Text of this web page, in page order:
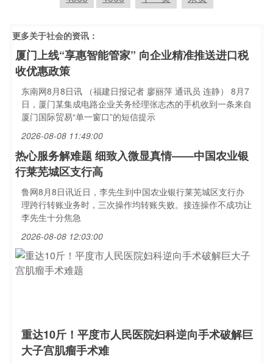
更多关于社会的资讯：
厦门上线“享惠智能管家” 向企业精准推送进口税
收优惠政策
东南网8月8日讯 （福建日报记者 廖丽萍 通讯员 连静） 8月7
日，厦门某集成电路企业关务经理张志杰的手机收到一条来自
厦门国际贸易“单一窗口”的短信提示
2026-08-08 11:49:00
热心服务解难题 细致入微显真情——中国农业银
行莱芜城区支行高
鲁网8月8日讯近日，李先生到中国农业银行莱芜城区支行办
理跨行转账业务时，三次操作均转账失败。接连操作不成功让
李先生十分焦急
2026-08-08 12:03:00
重达10斤！平度市人民医院妇科逆向手术破解巨
大子宫肌瘤手术难